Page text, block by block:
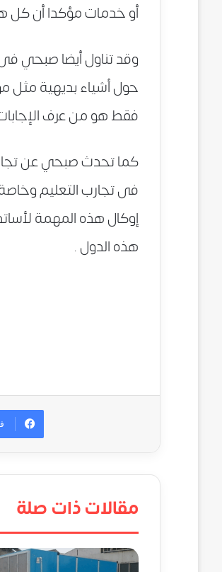
أو خدمات مؤكدا أن كل
وقد تناول أيضا صبحي
فقط هو من عرف
كما تحدث صبحي عن
فى تجارب التعليم وخاصة
إوكال هذه المهمة
هذه الدول .
مقالات ذات صلة